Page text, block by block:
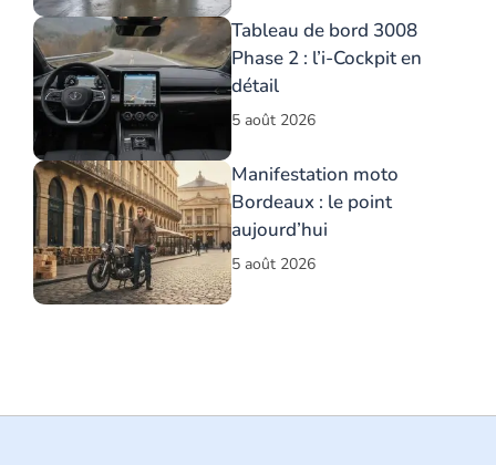
Tableau de bord 3008
Phase 2 : l’i-Cockpit en
détail
5 août 2026
Manifestation moto
Bordeaux : le point
aujourd’hui
5 août 2026